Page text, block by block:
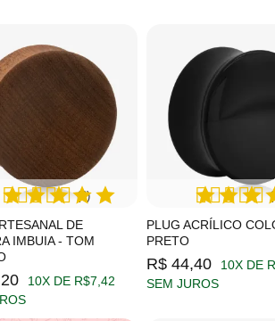
DE
IMBUIA - TOM
(6)
10X DE R$7,42
PLUG ACRÍLICO
PRETO
R$ 44,40
10X DE
SEM JUROS